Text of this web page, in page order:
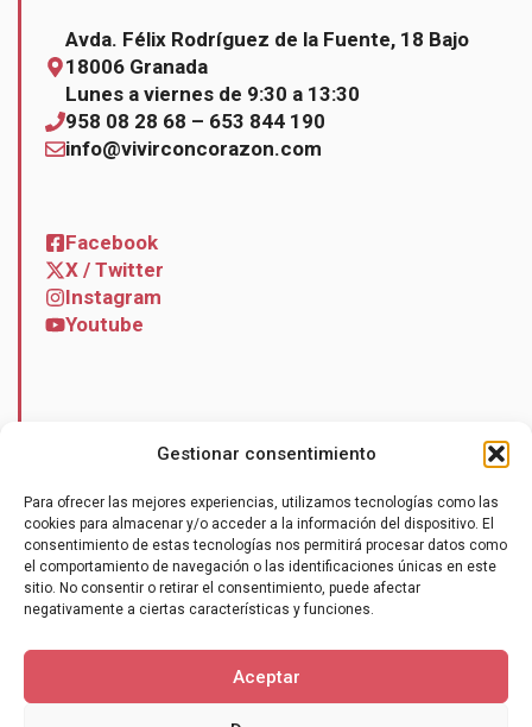
Gestionar consentimiento
Para ofrecer las mejores experiencias, utilizamos tecnologías como las
cookies para almacenar y/o acceder a la información del dispositivo. El
consentimiento de estas tecnologías nos permitirá procesar datos como
el comportamiento de navegación o las identificaciones únicas en este
sitio. No consentir o retirar el consentimiento, puede afectar
negativamente a ciertas características y funciones.
Aceptar
Avda. Félix Rodríguez de la Fuente, 18 Bajo
18006 Granada
Lunes a viernes de 9:30 a 13:30
958 08 28 68 – 653 844 190
info@vivirconcorazon.com
Facebook
X / Twitter
Instagram
Youtube
Contacto
Hazte socio